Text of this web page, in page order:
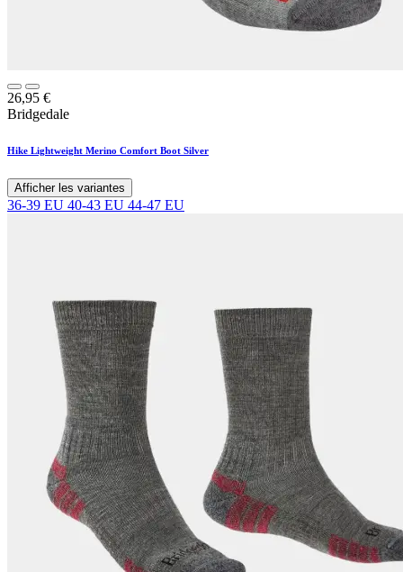
26,95 €
Bridgedale
Hike Lightweight Merino Comfort Boot Silver
Afficher les variantes
36-39 EU 40-43 EU 44-47 EU